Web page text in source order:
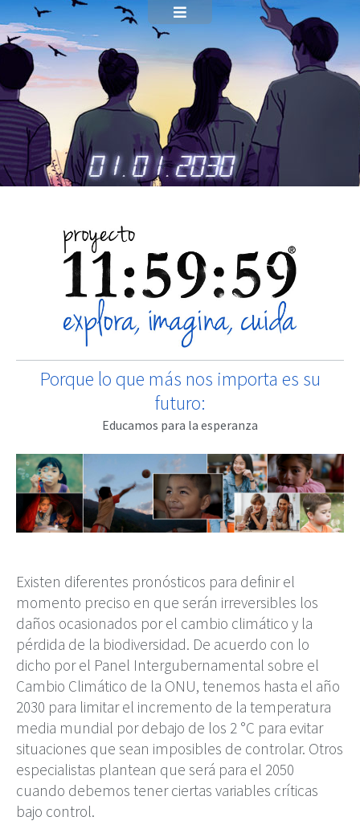
Porque lo que más nos importa es su
futuro:
Educamos para la esperanza
Existen diferentes pronósticos para definir el
momento preciso en que serán irreversibles los
daños ocasionados por el cambio climático y la
pérdida de la biodiversidad. De acuerdo con lo
dicho por el Panel Intergubernamental sobre el
Cambio Climático de la ONU, tenemos hasta el año
2030 para limitar el incremento de la temperatura
media mundial por debajo de los 2 °C para evitar
situaciones que sean imposibles de controlar. Otros
especialistas plantean que será para el 2050
cuando debemos tener ciertas variables críticas
bajo control.